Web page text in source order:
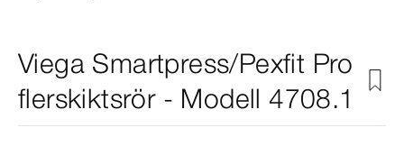
Viega Smartpress/Pexfit Pro
flerskiktsrör - Modell 4708.1